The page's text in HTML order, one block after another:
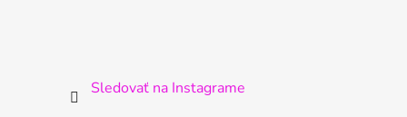
Sledovať na Instagrame